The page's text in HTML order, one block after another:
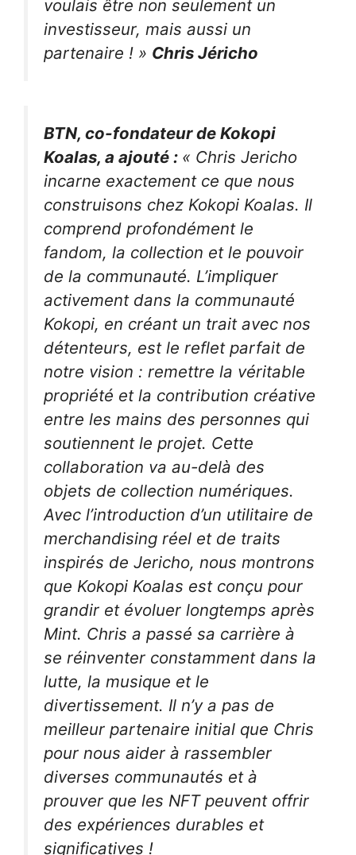
voulais être non seulement un
investisseur, mais aussi un
partenaire ! » Chris Jéricho
BTN, co-fondateur de Kokopi
Koalas, a ajouté : « Chris Jericho
incarne exactement ce que nous
construisons chez Kokopi Koalas. Il
comprend profondément le
fandom, la collection et le pouvoir
de la communauté. L’impliquer
activement dans la communauté
Kokopi, en créant un trait avec nos
détenteurs, est le reflet parfait de
notre vision : remettre la véritable
propriété et la contribution créative
entre les mains des personnes qui
soutiennent le projet. Cette
collaboration va au-delà des
objets de collection numériques.
Avec l’introduction d’un utilitaire de
merchandising réel et de traits
inspirés de Jericho, nous montrons
que Kokopi Koalas est conçu pour
grandir et évoluer longtemps après
Mint. Chris a passé sa carrière à
se réinventer constamment dans la
lutte, la musique et le
divertissement. Il n’y a pas de
meilleur partenaire initial que Chris
pour nous aider à rassembler
diverses communautés et à
prouver que les NFT peuvent offrir
des expériences durables et
significatives !